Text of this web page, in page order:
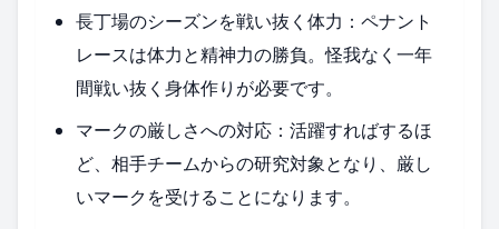
長丁場のシーズンを戦い抜く体力：ペナント
レースは体力と精神力の勝負。怪我なく一年
間戦い抜く身体作りが必要です。
マークの厳しさへの対応：活躍すればするほ
ど、相手チームからの研究対象となり、厳し
いマークを受けることになります。